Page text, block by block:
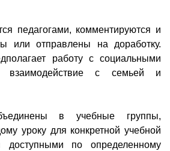
педагогами, комментируются и
или отправлены на доработку.
работу с социальными
с семьей и
в учебные группы,
уроку для конкретной учебной
доступными по определенному